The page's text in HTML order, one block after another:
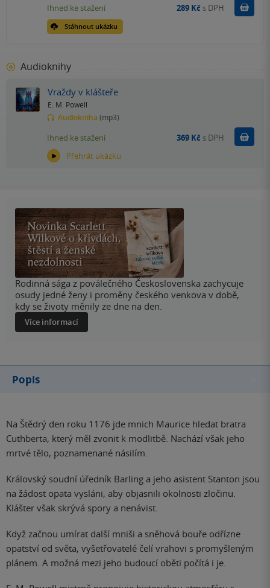
Stáhnout ukázku
Ihned ke stažení 289 Kč s DPH Koupit
Audioknihy
Vraždy v klášteře
E. M. Powell
Audiokniha (mp3)
Přehrát ukázku
Ihned ke stažení 369 Kč s DPH Koupit
Rodinná sága z poválečného Československa zachycuje
osudy jedné ženy i proměny českého venkova v době,
kdy se životy měnily ze dne na den.
Více informací
Popis
Na Štědrý den roku 1176 jde mnich Maurice hledat bratra
Cuthberta, který měl zvonit k modlitbě. Nachází však jeho
mrtvé tělo, poznamenané násilím.
Královský soudní úředník Barling a jeho asistent Stanton jsou
na žádost opata vysláni, aby objasnili okolnosti zločinu.
Klášter však skrývá spory a nenávist.
Když začnou umírat další mniši a sněhová bouře odřízne
opatství od světa, vyšetřovatelé čelí vrahovi s promyšleným
plánem. A možná mezi jeho budoucí oběti počítá i je.